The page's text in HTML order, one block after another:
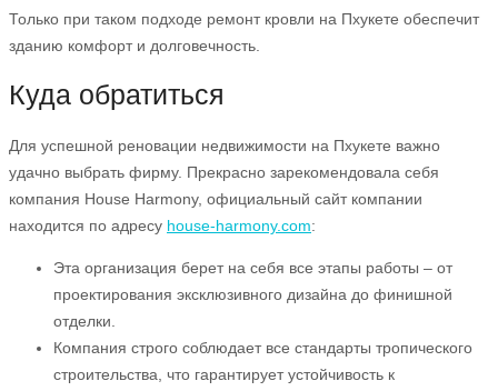
Только при таком подходе ремонт кровли на Пхукете обеспечит
зданию комфорт и долговечность.
Куда обратиться
Для успешной реновации недвижимости на Пхукете важно
удачно выбрать фирму. Прекрасно зарекомендовала себя
компания House Harmony, официальный сайт компании
находится по адресу house-harmony.com:
Эта организация берет на себя все этапы работы – от
проектирования эксклюзивного дизайна до финишной
отделки.
Компания строго соблюдает все стандарты тропического
строительства, что гарантирует устойчивость к